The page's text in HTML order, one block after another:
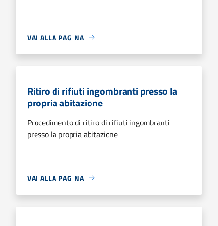
VAI ALLA PAGINA
Ritiro di rifiuti ingombranti presso la
propria abitazione
Procedimento di ritiro di rifiuti ingombranti
presso la propria abitazione
VAI ALLA PAGINA